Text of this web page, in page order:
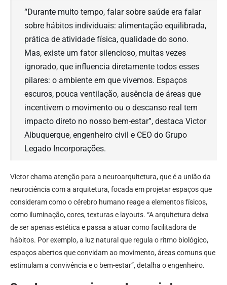
“Durante muito tempo, falar sobre saúde era falar
sobre hábitos individuais: alimentação equilibrada,
prática de atividade física, qualidade do sono.
Mas, existe um fator silencioso, muitas vezes
ignorado, que influencia diretamente todos esses
pilares: o ambiente em que vivemos. Espaços
escuros, pouca ventilação, ausência de áreas que
incentivem o movimento ou o descanso real tem
impacto direto no nosso bem-estar”, destaca Victor
Albuquerque, engenheiro civil e CEO do Grupo
Legado Incorporações.
Victor chama atenção para a neuroarquitetura, que é a união da
neurociência com a arquitetura, focada em projetar espaços que
consideram como o cérebro humano reage a elementos físicos,
como iluminação, cores, texturas e layouts. “A arquitetura deixa
de ser apenas estética e passa a atuar como facilitadora de
hábitos. Por exemplo, a luz natural que regula o ritmo biológico,
espaços abertos que convidam ao movimento, áreas comuns que
estimulam a convivência e o bem-estar”, detalha o engenheiro.